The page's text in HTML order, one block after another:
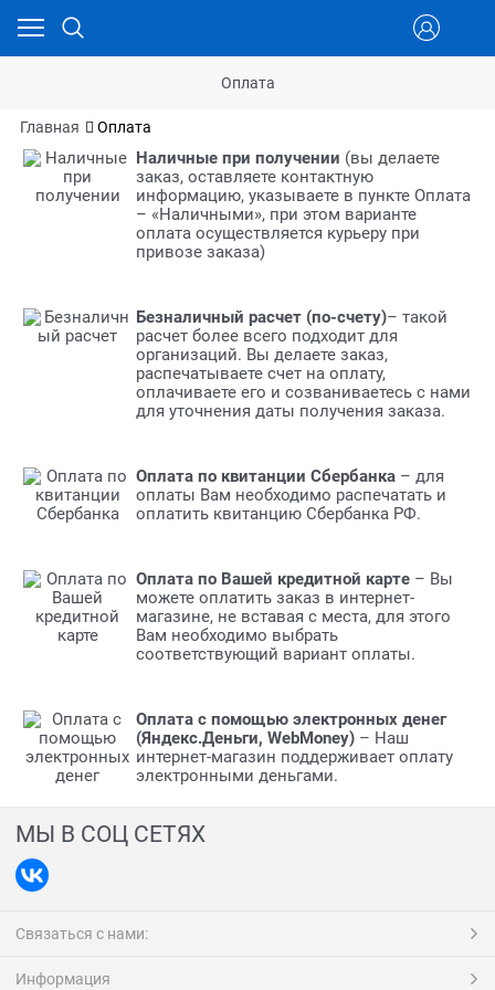
Оплата
Главная Оплата
Наличные при получении (вы делаете
заказ, оставляете контактную
информацию, указываете в пункте Оплата
– «Наличными», при этом варианте
оплата осуществляется курьеру при
привозе заказа)
Безналичный расчет (по-счету)– такой
расчет более всего подходит для
организаций. Вы делаете заказ,
распечатываете счет на оплату,
оплачиваете его и созваниваетесь с нами
для уточнения даты получения заказа.
Оплата по квитанции Сбербанка – для
оплаты Вам необходимо распечатать и
оплатить квитанцию Сбербанка РФ.
Оплата по Вашей кредитной карте – Вы
можете оплатить заказ в интернет-
магазине, не вставая с места, для этого
Вам необходимо выбрать
соответствующий вариант оплаты.
Оплата с помощью электронных денег
(Яндекс.Деньги, WebMoney) – Наш
интернет-магазин поддерживает оплату
электронными деньгами.
МЫ В СОЦ СЕТЯХ
Связаться с нами:
Информация